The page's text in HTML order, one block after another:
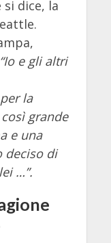
dice, la
“Io e gli altri
la
grande
e una
deciso di
…”.